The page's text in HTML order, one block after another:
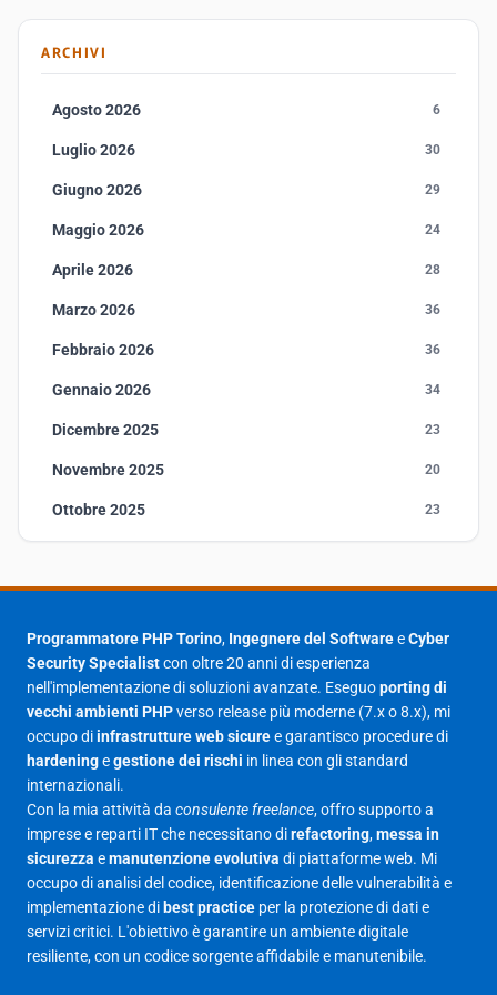
ARCHIVI
Agosto 2026 6
Luglio 2026 30
Giugno 2026 29
Maggio 2026 24
Aprile 2026 28
Marzo 2026 36
Febbraio 2026 36
Gennaio 2026 34
Dicembre 2025 23
Novembre 2025 20
Ottobre 2025 23
Agosto 2025 1
23
Giugno 2025
Maggio 2025 27
Aprile 2025
Marzo 2025
Febbraio 2025 17
Gennaio 2025
Giugno 2023
Maggio 2023
Programmatore PHP Torino, Ingegnere del SoftwareeCyber
Security Specialistcon oltre 20 anni di esperienza
nell'implementazione di soluzioni avanzate. Eseguoporting di
vecchi ambienti PHPverso release più moderne (7.x o 8.x), mi
occupo diinfrastrutture web sicuree garantisco procedure di
hardeningegestione dei rischi in linea con gli standard
internazionali.
Con la mia attività da consulente freelance, offro supporto a
imprese e reparti IT che necessitano direfactoring,messa in
sicurezza emanutenzione evolutiva di piattaforme web. Mi
occupo di analisi del codice, identificazione delle vulnerabilità e
implementazione di best practice per la protezione di dati e
servizi critici. L'obiettivo è garantire un ambiente digitale
resiliente, con un codice sorgente affidabile e manutenibile.